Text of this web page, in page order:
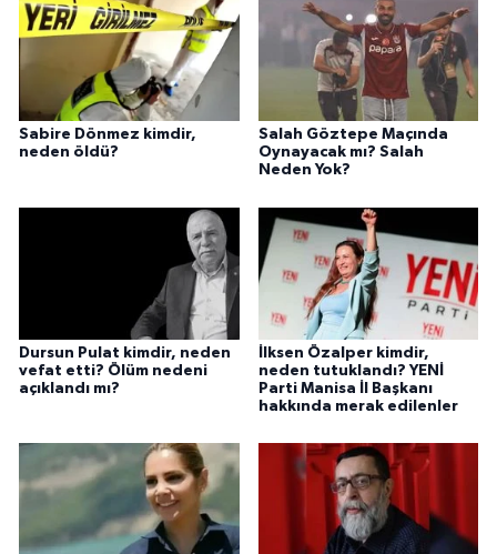
Sabire Dönmez kimdir,
neden öldü?
Salah Göztepe Maçında
Oynayacak mı? Salah
Neden Yok?
Dursun Pulat kimdir, neden
vefat etti? Ölüm nedeni
açıklandı mı?
İlksen Özalper kimdir,
neden tutuklandı? YENİ
Parti Manisa İl Başkanı
hakkında merak edilenler